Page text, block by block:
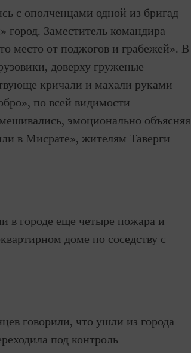
с ополченцами одной из бригад
Заместитель командира
место от поджогов и грабежей». В
доверху груженые
кричали и махали руками
по всей видимости -
эмоционально объясняя
в Мисрате», жителям Таверги
в городе еще четыре пожара и
доме по соседству с
говорили, что ушли из города
под контроль